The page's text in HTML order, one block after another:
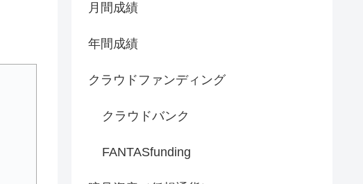
月間成績
年間成績
クラウドファンディング
クラウドバンク
FANTASfunding